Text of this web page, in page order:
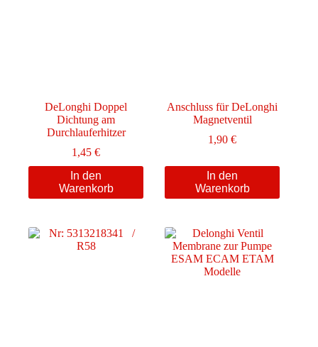
DeLonghi Doppel
Dichtung am
Durchlauferhitzer
1,45€
In den
Warenkorb
Anschluss für DeLonghi
Magnetventil
1,90€
In den
Warenkorb